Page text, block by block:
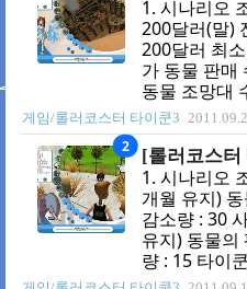
있어서 관리
2번은 곤충
이 이상하게
쪽으로 옮겨
다. 중앙에
이 들어가는
해도 되긴 합
단점이 있긴
1. 시나리오
200달러(말)
200달러 최
가 동물 판매
동물 조망대
: 75,000달러
달러(말) 전
달러 최소 공
음 상황 1번
와일드광산)
이 길어집니
줍니다. 2번
입니다. 그냥
ㅎㅎ 3번이
게임/롤러코스터 타이쿤3
2
1. 시나리오
개월 유지)
감소량 : 30
유지) 동물의
량 : 15 타이
동물의 평균